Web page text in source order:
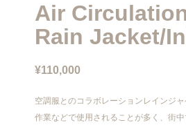
Air
Rain Jacket/
¥110,000
空調服とのコラボレーションレインジ
作業などで使用されることが多く、街